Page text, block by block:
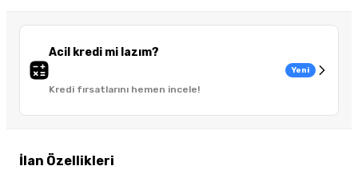
Acil kredi mi lazım?
Kredi fırsatlarını hemen incele!
Yeni
İlan Özellikleri